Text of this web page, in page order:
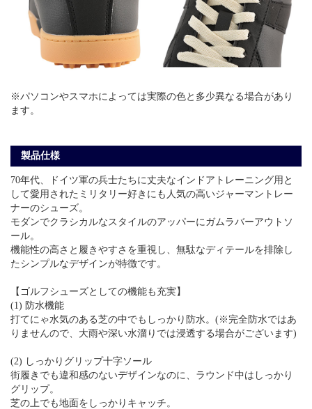
※パソコンやスマホによっては実際の色と多少異なる場合があり
ます。
製品仕様
70年代、ドイツ軍の兵士たちに丈夫なインドアトレーニング用と
して愛用されたミリタリー好きにも人気の高いジャーマントレー
ナーのシューズ。
モダンでクラシカルなスタイルのアッパーにガムラバーアウトソ
ール。
機能性の高さと履きやすさを重視し、無駄なディテールを排除し
たシンプルなデザインが特徴です。
【ゴルフシューズとしての機能も充実】
(1) 防水機能
打てにゃ水気のある芝の中でもしっかり防水。(※完全防水ではあ
りませんので、大雨や深い水溜りでは浸透する場合がございます)
(2) しっかりグリップ十字ソール
街履きでも違和感のないデザインなのに、ラウンド中はしっかり
グリップ。
芝の上でも地面をしっかりキャッチ。